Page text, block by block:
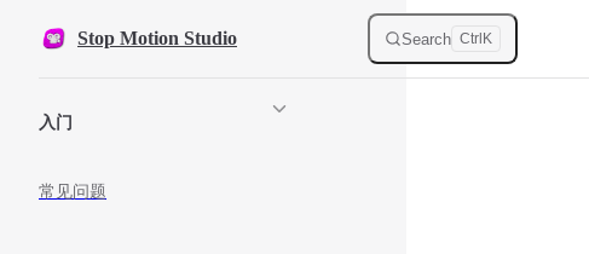
Skip to content
Stop Motion Studio Search Ctrl K
入门
常见问题